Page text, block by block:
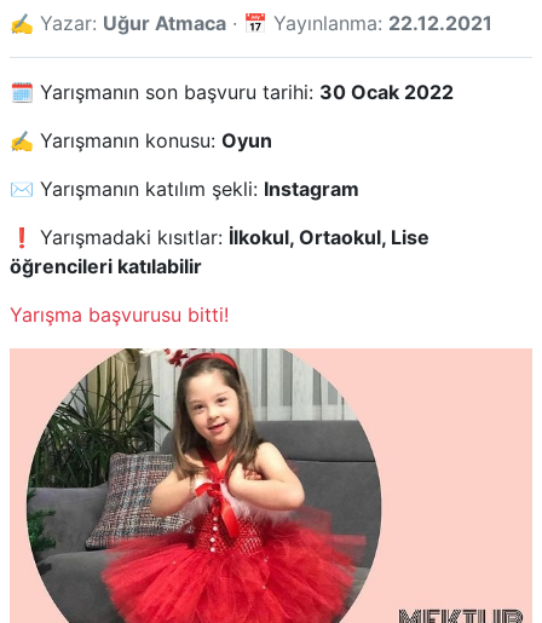
✍️ Yazar: Uğur Atmaca · 📅 Yayınlanma: 22.12.2021
🗓️ Yarışmanın son başvuru tarihi: 30 Ocak 2022
✍️ Yarışmanın konusu: Oyun
✉️ Yarışmanın katılım şekli: Instagram
❗ Yarışmadaki kısıtlar: İlkokul, Ortaokul, Lise
öğrencileri katılabilir
Yarışma başvurusu bitti!